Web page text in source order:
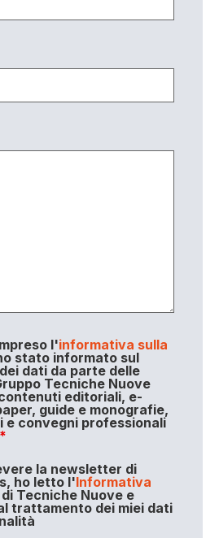
l'informativa sulla
stato informato sul
dati da parte delle
Tecniche Nuove
editoriali, e-
guide e monografie,
e convegni professionali
*
la newsletter di
ho letto l'Informativa
Tecniche Nuove e
trattamento dei miei dati